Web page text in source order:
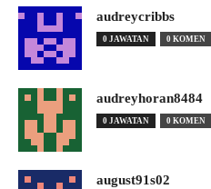
audreycribbs
0 JAWATAN 0 KOMEN
audreyhoran8484
0 JAWATAN 0 KOMEN
august91s02